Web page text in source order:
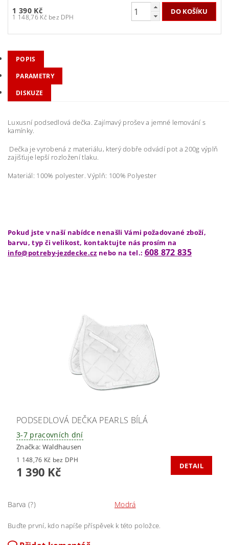
1 390 Kč
1 148,76 Kč bez DPH
POPIS
PARAMETRY
DISKUZE
Luxusní podsedlová dečka. Zajímavý prošev a jemné lemování s
kamínky.
Dečka je vyrobená z materiálu, který dobře odvádí pot a 200g výplň
zajišťuje lepší rozložení tlaku.
Materiál: 100% polyester. Výplň: 100% Polyester
Pokud jste v naší nabídce nenašli Vámi požadované zboží,
barvu, typ či velikost, kontaktujte nás prosím na
info@potreby-jezdecke.cz nebo na tel.: 608 872 835
PODSEDLOVÁ DEČKA PEARLS BÍLÁ
3-7 pracovních dní
Značka: Waldhausen
1 148,76 Kč bez DPH
1 390 Kč DETAIL
Barva (?) Modrá
Buďte první, kdo napíše příspěvek k této položce.